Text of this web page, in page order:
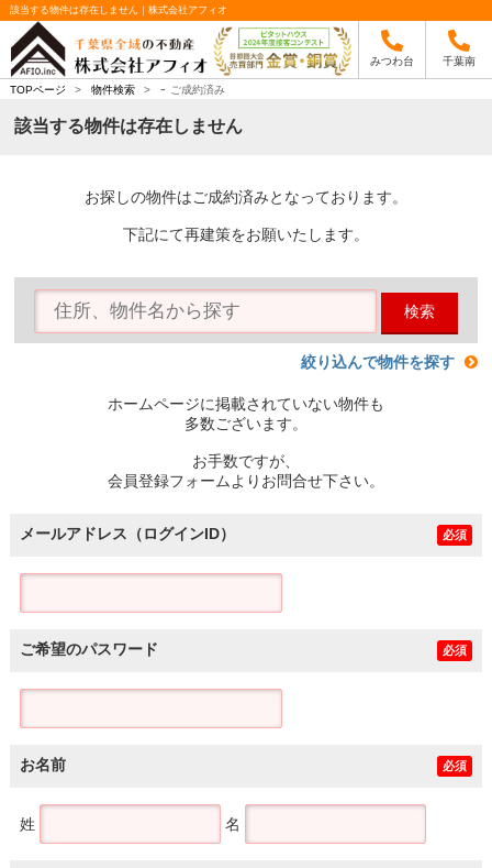
該当する物件は存在しません｜株式会社アフィオ
みつわ台 千葉南
TOPページ > 物件検索 > - ご成約済み
該当する物件は存在しません
お探しの物件はご成約済みとなっております。
下記にて再建策をお願いたします。
検索
絞り込んで物件を探す
ホームページに掲載されていない物件も
多数ございます。
お手数ですが、
会員登録フォームよりお問合せ下さい。
メールアドレス（ログインID） 必須
ご希望のパスワード 必須
お名前 必須
姓 名